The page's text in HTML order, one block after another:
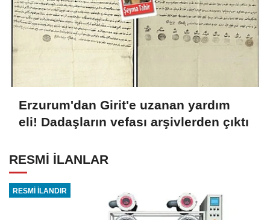
Erzurum'dan Girit'e uzanan yardım
eli! Dadaşların vefası arşivlerden çıktı
RESMİ İLANLAR
RESMİ İLANDIR